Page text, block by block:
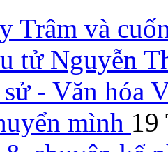
Trâm và
tử Nguyễn
- Văn hóa
mình 19